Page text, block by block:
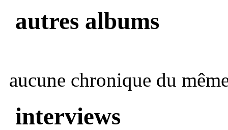
autres albums
aucune chronique du
interviews